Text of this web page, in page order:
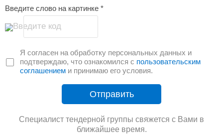
Введите слово на картинке *
Введите код
Я согласен на обработку персональных данных и
подтверждаю, что ознакомился с пользовательским
соглашением и принимаю его условия.
Отправить
Специалист тендерной группы свяжется с Вами в
ближайшее время.